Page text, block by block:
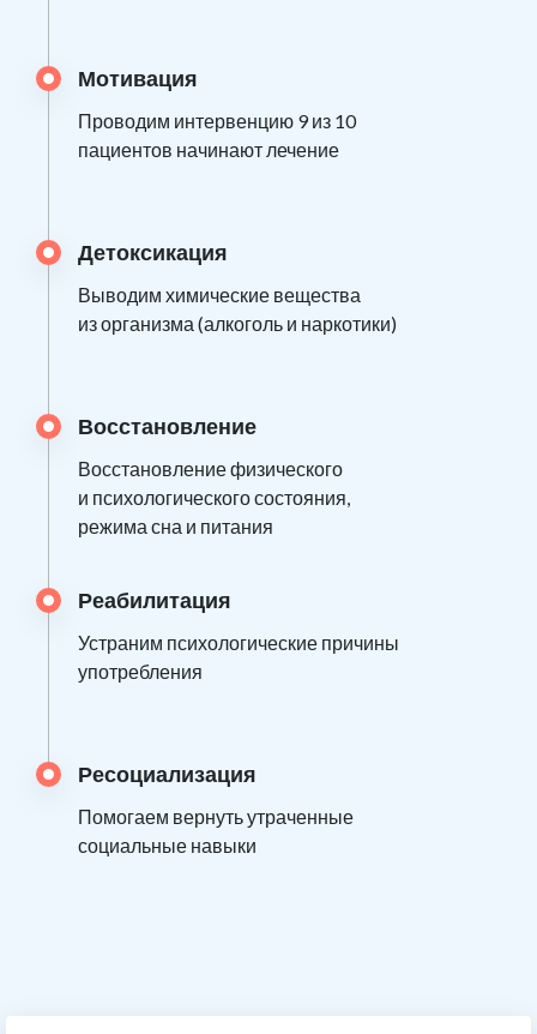
Мотивация
Проводим интервенцию 9 из 10
пациентов начинают лечение
Детоксикация
Выводим химические вещества
из организма (алкоголь и наркотики)
Восстановление
Восстановление физического
и психологического состояния,
режима сна и питания
Реабилитация
Устраним психологические причины
употребления
Ресоциализация
Помогаем вернуть утраченные
социальные навыки